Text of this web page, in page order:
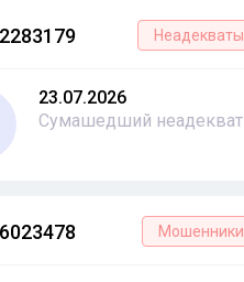
Неадекваты
23.07.2026
Сумашедший неадекват
Мошенники